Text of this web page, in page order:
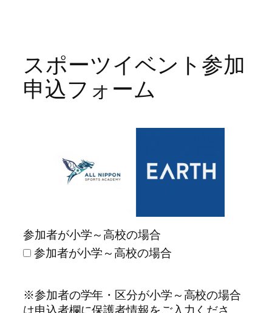
スポーツイベント参加
申込フォーム
参加者が小学～高校の場合
参加者が小学～高校の場合
※参加者の学年・区分が小学～高校の場合
は申込者欄に保護者情報をご入力くださ